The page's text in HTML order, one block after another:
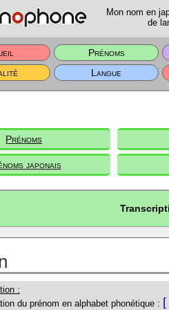
Mon nom en
de
Prénoms
Langue
Prénoms
japonais
:
du prénom en alphabet phonétique :